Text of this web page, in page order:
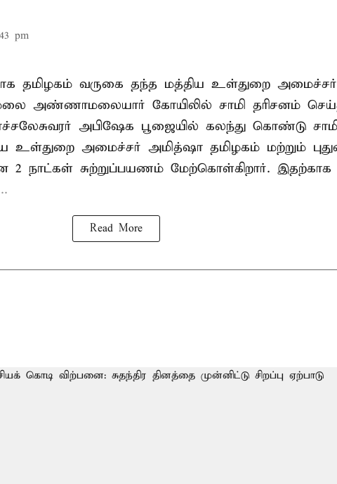
pm
தமிழகம் வருகை தந்த மத்திய உள்துறை அமைச்சர்
அண்ணாமலையார் கோயிலில் சாமி தரிசனம்
அபிஷேக பூஜையில் கலந்து கொண்டு
உள்துறை அமைச்சர் அமித்ஷா தமிழகம் மற்றும்
2 நாட்கள் சுற்றுப்பயணம் மேற்கொள்கிறார். இதற்காக
Read More